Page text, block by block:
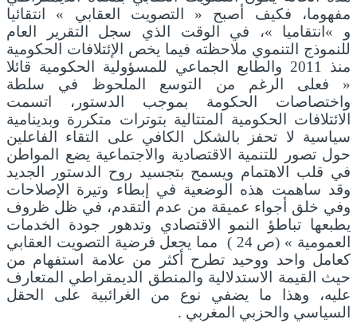
مفهوما، فكيف أصبح « التصويت العقابي » انتقائيا
و »انتقاميا »، في الوقت الذي سجل التقرير العام
للنموذج التنموي ملاحظته فيما يخص الإئتلافات الحكومية
منذ 2011 والطابع الجماعي للمسؤولية الحكومية قائلا
« فعلى الرغم من التوسع الملحوظ في سلطة
واختصاصات الحكومة بموجب الدستور، اتسمت
الائتلافات الحكومية المتتالية بتوترات متكررة وبدينامية
سياسية لا تحفز بالشكل الكافي على التقاء الفاعلين
حول تصور للتنمية الاقتصادية والاجتماعية يضع المواطن
في قلب الاهتمام ويسمح بتجسيد روح الدستور الجديد
وقد ساهمت هذه الوضعية في إبطاء وتيرة الإصلاحات
وفي خلق أجواء عميقة من عدم التقدم، في ظل ظروف
يطبعها تباطؤ النمو الاقتصادي وتدهور جودة الخدمات
العمومية » (ص 24 ) مما يجعل فرضية التصويت العقابي
كعامل واحد ووحيد تطرح أكثر من علامة استفهام من
حيث القيمة الاستدلالية والمنطق الديمقراطي المتعارف
عليه، وهذا ما يضفي نوع من الغرائبية على الحقل
السياسي والحزبي المغربي .